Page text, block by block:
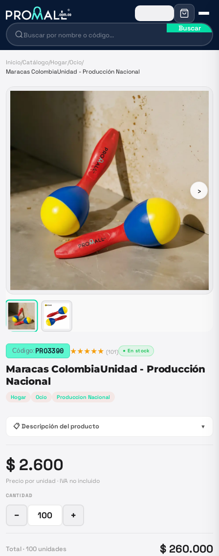
Buscar
Inicio/Catálogo/Hogar/Ocio/
Maracas ColombiaUnidad - Producción Nacional
›
Código: PRO3390 ★★★★★ (101) ● En stock
Maracas ColombiaUnidad - Producción
Nacional
Hogar Ocio Produccion Nacional
📋 Descripción del producto ▼
$ 2.600
Precio por unidad · IVA no incluido
CANTIDAD
− +
Total · 100 unidades $ 260.000